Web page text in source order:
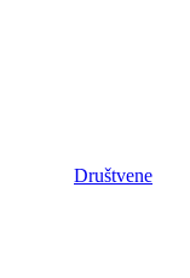
Društvene